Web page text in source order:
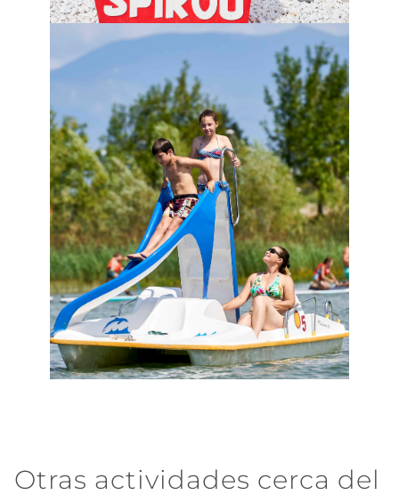
Otras actividades cerca del